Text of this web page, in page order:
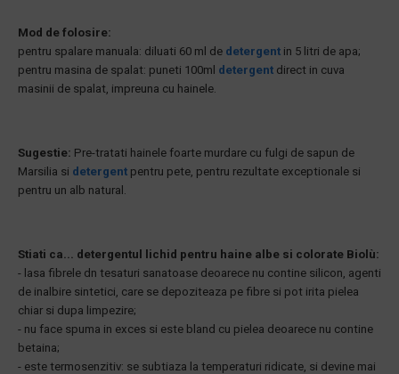
Mod de folosire:
pentru spalare manuala: diluati 60 ml de detergent in 5 litri de apa;
pentru masina de spalat: puneti 100ml detergent direct in cuva
masinii de spalat, impreuna cu hainele.
Sugestie: Pre-tratati hainele foarte murdare cu fulgi de sapun de
Marsilia si detergent pentru pete, pentru rezultate exceptionale si
pentru un alb natural.
Stiati ca... detergentul lichid pentru haine albe si colorate Biolù:
- lasa fibrele dn tesaturi sanatoase deoarece nu contine silicon, agenti
de inalbire sintetici, care se depoziteaza pe fibre si pot irita pielea
chiar si dupa limpezire;
- nu face spuma in exces si este bland cu pielea deoarece nu contine
betaina;
- este termosenzitiv: se subtiaza la temperaturi ridicate, si devine mai